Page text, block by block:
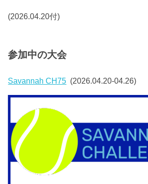
(2026.04.20付)
参加中の大会
Savannah CH75 (2026.04.20-04.26)